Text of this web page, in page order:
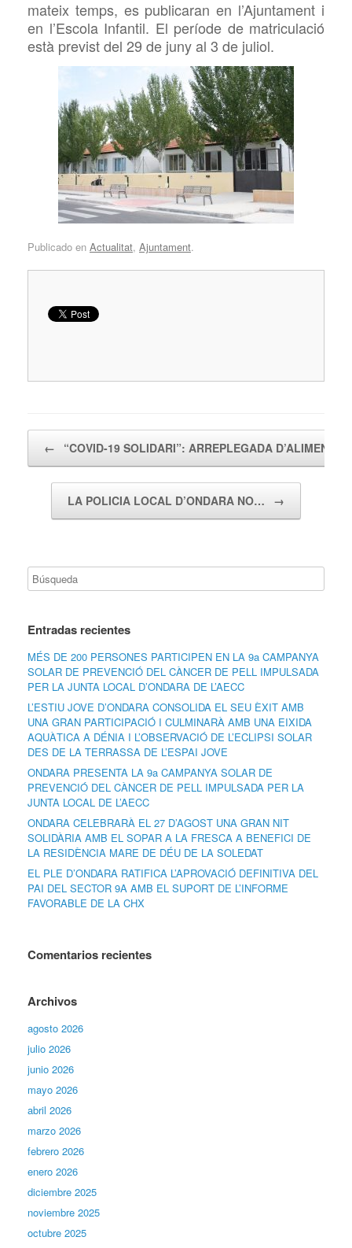
mateix temps, es publicaran en l’Ajuntament i
en l’Escola Infantil. El període de matriculació
està previst del 29 de juny al 3 de juliol.
Publicado en Actualitat, Ajuntament.
← “COVID-19 SOLIDARI”: ARREPLEGADA D’ALIMENTS
LA POLICIA LOCAL D’ONDARA NO… →
Entradas recientes
MÉS DE 200 PERSONES PARTICIPEN EN LA 9a CAMPANYA
SOLAR DE PREVENCIÓ DEL CÀNCER DE PELL IMPULSADA
PER LA JUNTA LOCAL D’ONDARA DE L’AECC
L’ESTIU JOVE D’ONDARA CONSOLIDA EL SEU ÈXIT AMB
UNA GRAN PARTICIPACIÓ I CULMINARÀ AMB UNA EIXIDA
AQUÀTICA A DÉNIA I L’OBSERVACIÓ DE L’ECLIPSI SOLAR
DES DE LA TERRASSA DE L’ESPAI JOVE
ONDARA PRESENTA LA 9a CAMPANYA SOLAR DE
PREVENCIÓ DEL CÀNCER DE PELL IMPULSADA PER LA
JUNTA LOCAL DE L’AECC
ONDARA CELEBRARÀ EL 27 D’AGOST UNA GRAN NIT
SOLIDÀRIA AMB EL SOPAR A LA FRESCA A BENEFICI DE
LA RESIDÈNCIA MARE DE DÉU DE LA SOLEDAT
EL PLE D’ONDARA RATIFICA L’APROVACIÓ DEFINITIVA DEL
PAI DEL SECTOR 9A AMB EL SUPORT DE L’INFORME
FAVORABLE DE LA CHX
Comentarios recientes
Archivos
agosto 2026
julio 2026
junio 2026
mayo 2026
abril 2026
marzo 2026
febrero 2026
enero 2026
diciembre 2025
noviembre 2025
octubre 2025